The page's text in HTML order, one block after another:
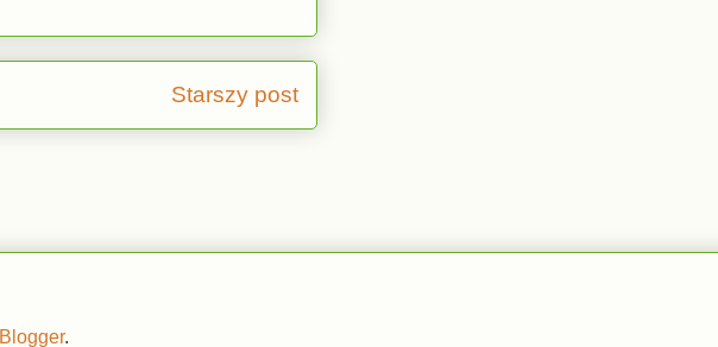
Starszy post
Blogger.